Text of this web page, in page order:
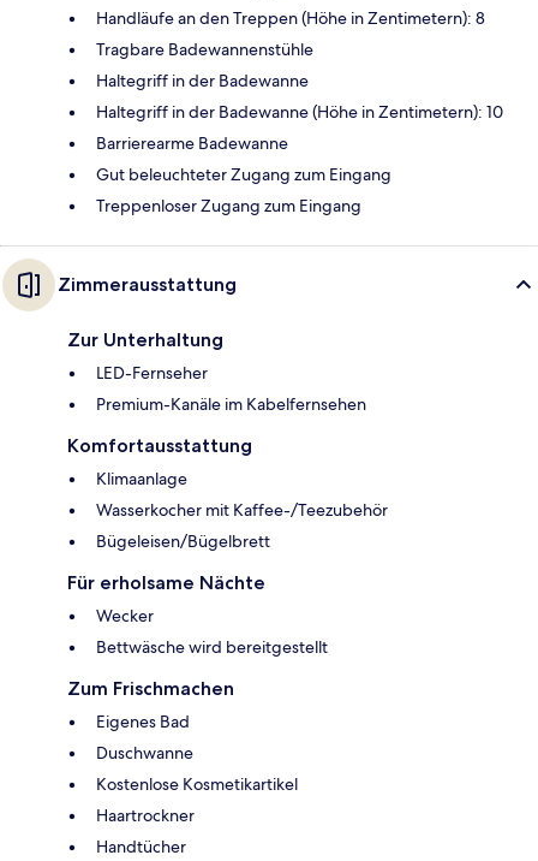
Handläufe an den Treppen (Höhe in Zentimetern): 8
Tragbare Badewannenstühle
Haltegriff in der Badewanne
Haltegriff in der Badewanne (Höhe in Zentimetern): 10
Barrierearme Badewanne
Gut beleuchteter Zugang zum Eingang
Treppenloser Zugang zum Eingang
Zimmerausstattung
Zur Unterhaltung
LED-Fernseher
Premium-Kanäle im Kabelfernsehen
Komfortausstattung
Klimaanlage
Wasserkocher mit Kaffee-/Teezubehör
Bügeleisen/Bügelbrett
Für erholsame Nächte
Wecker
Bettwäsche wird bereitgestellt
Zum Frischmachen
Eigenes Bad
Duschwanne
Kostenlose Kosmetikartikel
Haartrockner
Handtücher